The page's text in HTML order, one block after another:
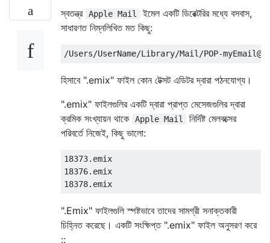
স্বতন্ত্র Apple Mail
ইমেল একটি ডিরেক্টরির মধ্যে বসবাস,
সাধারণত নিম্নলিখিত মত কিছু:
হিসাবে ".emix" ফাইল কোন টেক্সট এডিটর দ্বারা পঠনযোগ্য।
".emix" ফাইলগুলির একটি দ্বারা প্রাপ্ত মেসেজগুলির দ্বারা
ক্রমিক সংখ্যায়ন থাকে
Apple Mail
নির্দিষ্ট মেলবক্সের
পরিবর্তে নিজেই, কিছু ভালো:
18373.emix
18376.emix
".Emix" ফাইলগুলি স্পষ্টভাবে তাদের সামগ্রী সনাক্তকারী
চিহ্নিত করেছে। একটি সংক্ষিপ্ত ".emix" ফাইল অনুসরণ করে
::